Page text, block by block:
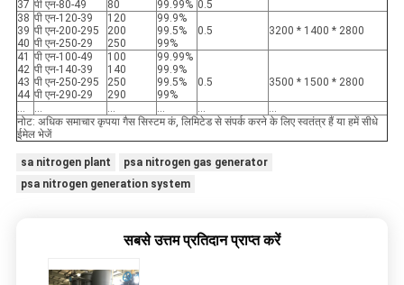
37 पी एन-80-49 80 99.99% 0.5
38
39
40
पी एन-120-39
पी एन-200-295
पी एन-250-29
120
200
250
99.9%
99.5%
99%
0.5 3200 * 1400 * 2800
41
42
43
44
पी एन-100-49
पी एन-140-39
पी एन-250-295
पी एन-290-29
100
140
250
290
99.99%
99.9%
99.5%
99%
0.5 3500 * 1500 * 2800
... ... ... ... ...
...
नोट: अधिक समाचार कृपया गैस सिस्टम कं, लिमिटेड से संपर्क करने के लिए स्वतंत्र हैं या हमें सीधे
ईमेल भेजें
sa nitrogen plant
psa nitrogen gas generator
psa nitrogen generation system
सबसे उत्तम प्रतिदान प्राप्त करें